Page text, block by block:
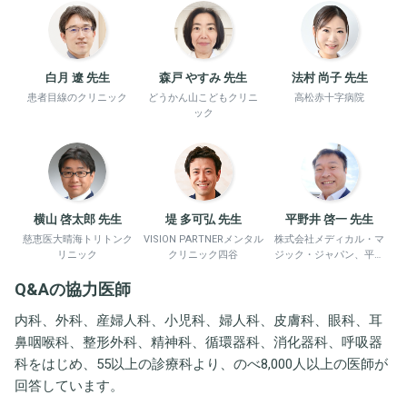
白月 遼 先生
患者目線のクリニック
森戸 やすみ 先生
どうかん山こどもクリニ
ック
法村 尚子 先生
高松赤十字病院
横山 啓太郎 先生
慈恵医大晴海トリトンク
リニック
堤 多可弘 先生
VISION PARTNERメンタル
クリニック四谷
平野井 啓一 先生
株式会社メディカル・マ
ジック・ジャパン、平野
Q&Aの協力医師
内科、外科、産婦人科、小児科、婦人科、皮膚科、眼科、耳
鼻咽喉科、整形外科、精神科、循環器科、消化器科、呼吸器
科をはじめ、55以上の診療科より、のべ8,000人以上の医師が
回答しています。